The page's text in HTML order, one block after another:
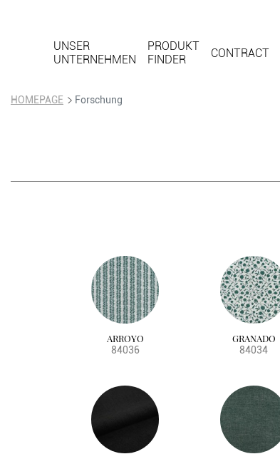
UNSER
UNTERNEHMEN
PRODUKT
FINDER
CONTRACT
HOMEPAGE Forschung
ARROYO
84036
GRANADO
84034